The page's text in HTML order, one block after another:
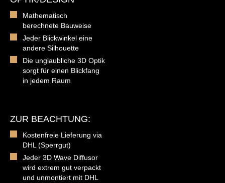
Mathematisch
berechnete Bauweise
Jeder Blickwinkel eine
andere Silhouette
Die unglaubliche 3D Optik
sorgt für einen Blickfang
in jedem Raum
ZUR BEACHTUNG:
Kostenfreie Lieferung via
DHL (Sperrgut)
Jeder 3D Wave Diffusor
wird extrem gut verpackt
und unmontiert mit DHL